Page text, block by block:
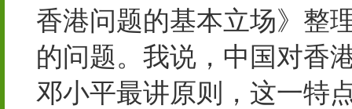
香港问题的基本立场》整
的问题。我说，中国对香
邓小平最讲原则，这一特